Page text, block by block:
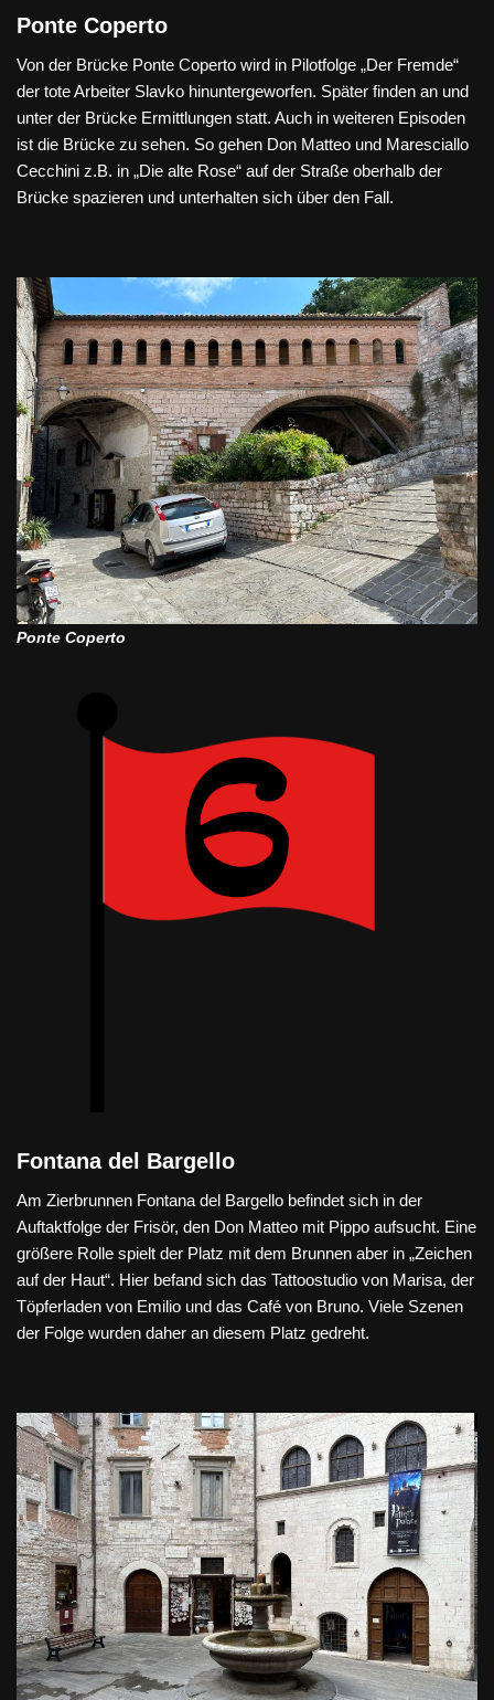
Ponte Coperto
Von der Brücke Ponte Coperto wird in Pilotfolge „Der Fremde“
der tote Arbeiter Slavko hinuntergeworfen. Später finden an und
unter der Brücke Ermittlungen statt. Auch in weiteren Episoden
ist die Brücke zu sehen. So gehen Don Matteo und Maresciallo
Cecchini z.B. in „Die alte Rose“ auf der Straße oberhalb der
Brücke spazieren und unterhalten sich über den Fall.
Ponte Coperto
Fontana del Bargello
Am Zierbrunnen Fontana del Bargello befindet sich in der
Auftaktfolge der Frisör, den Don Matteo mit Pippo aufsucht. Eine
größere Rolle spielt der Platz mit dem Brunnen aber in „Zeichen
auf der Haut“. Hier befand sich das Tattoostudio von Marisa, der
Töpferladen von Emilio und das Café von Bruno. Viele Szenen
der Folge wurden daher an diesem Platz gedreht.